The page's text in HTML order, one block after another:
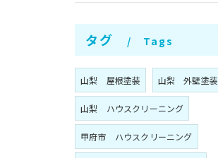
タグ Tags
山梨 屋根塗装 山梨 外壁塗装
山梨 ハウスクリーニング
甲府市 ハウスクリーニング